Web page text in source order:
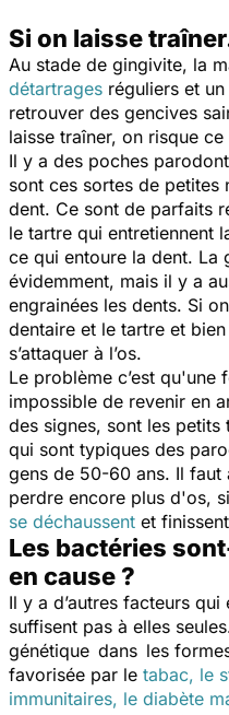
Si on laisse
Au stade de gingivite, la
détartrages réguliers et
retrouver des gencives
laisse traîner, on risque
Il y a des poches
sont ces sortes de petites
dent. Ce sont de parfaits
le tartre qui entretiennent
ce qui entoure la dent. La
évidemment, mais il y a
engrainées les dents. Si
dentaire et le tartre et
s’attaquer à l’os.
Le problème c’est qu'une
impossible de revenir en
des signes, sont les petits
qui sont typiques des
gens de 50-60 ans. Il faut
perdre encore plus d'os,
se déchaussent et
Les bactéries
en cause ?
Il y a d’autres facteurs
suffisent pas à elles
génétique dans les
favorisée par le tabac, le
immunitaires, le diabète